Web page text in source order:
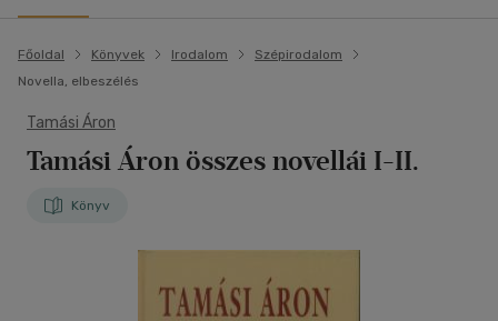
Főoldal Könyvek Irodalom
Szépirodalom
Novella, elbeszélés
Tamási Áron
Tamási Áron összes novellái I-II.
Könyv